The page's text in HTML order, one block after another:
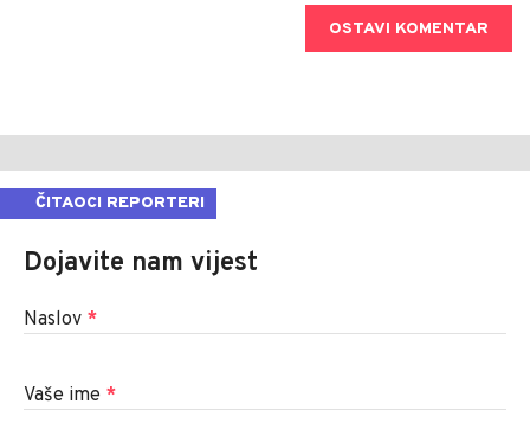
OSTAVI KOMENTAR
ČITAOCI REPORTERI
Dojavite nam vijest
Naslov *
Vaše ime *